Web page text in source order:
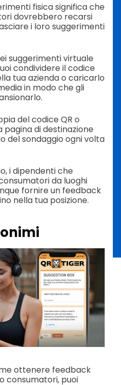
fisica significa che
dovrebbero recarsi
i loro suggerimenti
suggerimenti virtuale
condividere il codice
tua azienda o caricarlo
in modo che gli
del codice QR o
pagina di destinazione
del sondaggio ogni volta
i dipendenti che
da luoghi
fornire un feedback
nella tua posizione.
ottenere feedback
consumatori, puoi